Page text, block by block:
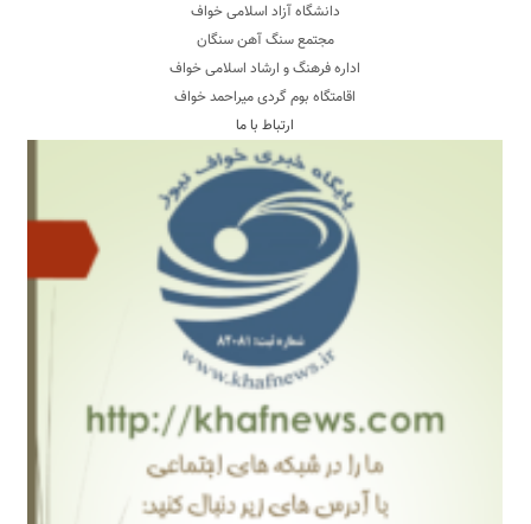
دانشگاه آزاد اسلامی خواف
مجتمع سنگ آهن سنگان
اداره فرهنگ و ارشاد اسلامی خواف
اقامتگاه بوم گردی میراحمد خواف
ارتباط با ما